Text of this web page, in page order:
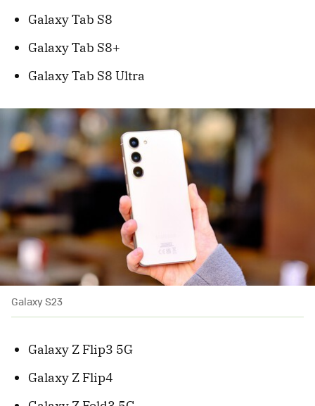
Galaxy Tab S8
Galaxy Tab S8+
Galaxy Tab S8 Ultra
Galaxy S23
Galaxy Z Flip3 5G
Galaxy Z Flip4